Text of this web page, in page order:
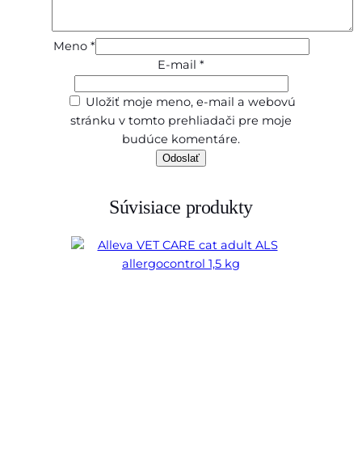
Meno *
E-mail *
Uložiť moje meno, e-mail a webovú
stránku v tomto prehliadači pre moje
budúce komentáre.
Súvisiace produkty